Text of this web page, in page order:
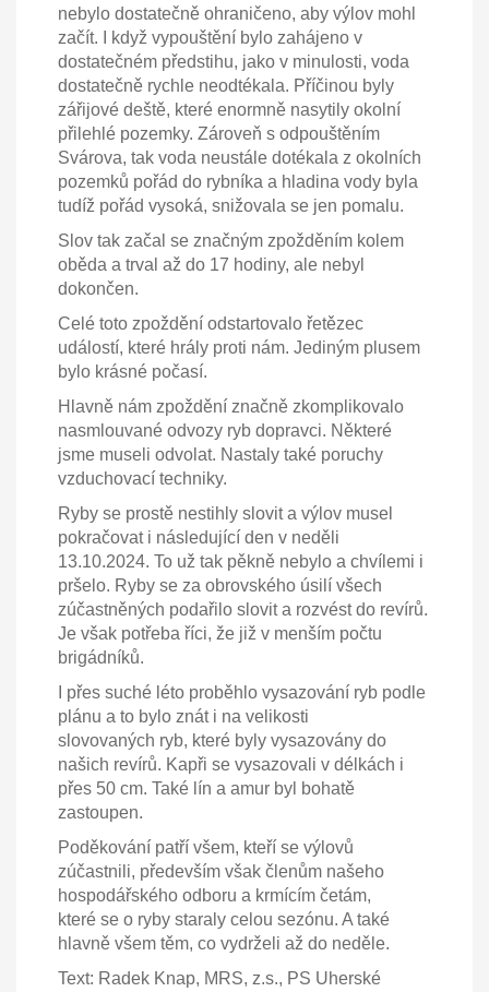
nebylo dostatečně ohraničeno, aby výlov mohl
začít. I když vypouštění bylo zahájeno v
dostatečném předstihu, jako v minulosti, voda
dostatečně rychle neodtékala. Příčinou byly
zářijové deště, které enormně nasytily okolní
přilehlé pozemky. Zároveň s odpouštěním
Svárova, tak voda neustále dotékala z okolních
pozemků pořád do rybníka a hladina vody byla
tudíž pořád vysoká, snižovala se jen pomalu.
Slov tak začal se značným zpožděním kolem
oběda a trval až do 17 hodiny, ale nebyl
dokončen.
Celé toto zpoždění odstartovalo řetězec
událostí, které hrály proti nám. Jediným plusem
bylo krásné počasí.
Hlavně nám zpoždění značně zkomplikovalo
nasmlouvané odvozy ryb dopravci. Některé
jsme museli odvolat. Nastaly také poruchy
vzduchovací techniky.
Ryby se prostě nestihly slovit a výlov musel
pokračovat i následující den v neděli
13.10.2024. To už tak pěkně nebylo a chvílemi i
pršelo. Ryby se za obrovského úsilí všech
zúčastněných podařilo slovit a rozvést do revírů.
Je však potřeba říci, že již v menším počtu
brigádníků.
I přes suché léto proběhlo vysazování ryb podle
plánu a to bylo znát i na velikosti
slovovaných ryb, které byly vysazovány do
našich revírů. Kapři se vysazovali v délkách i
přes 50 cm. Také lín a amur byl bohatě
zastoupen.
Poděkování patří všem, kteří se výlovů
zúčastnili, především však členům našeho
hospodářského odboru a krmícím četám,
které se o ryby staraly celou sezónu. A také
hlavně všem těm, co vydrželi až do neděle.
Text: Radek Knap, MRS, z.s., PS Uherské